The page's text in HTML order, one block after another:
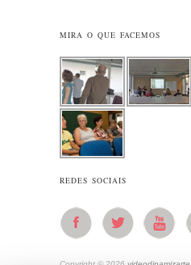
MIRA O QUE FACEMOS
REDES SOCIAIS